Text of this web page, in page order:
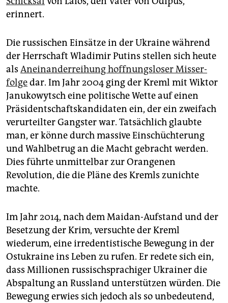
erinnert.
Die russischen Einsätze in der Ukraine während
der Herrschaft Wladimir Putins stellen sich heute
als Aneinanderreihung hoffnungsloser Miss­er­
folgedar. Im Jahr 2004 ging der Kreml mit Wiktor
Janukowytsch eine politische Wette auf einen
Präsidentschaftskandidaten ein, der ein zweifach
verurteilter Gangster war. Tatsächlich glaubte
man, er könne durch massive Einschüchterung
und Wahlbetrug an die Macht gebracht werden.
Dies führte unmittelbar zur Orangenen
Revolution, die die Pläne des Kremls zunichte
machte.
Im Jahr 2014, nach dem Maidan-Aufstand und der
Besetzung der Krim, versuchte der Kreml
wiederum, eine irredentistische Bewegung in der
Ostukraine ins Leben zu rufen. Er redete sich ein,
dass Millionen russischsprachiger Ukrainer die
Abspaltung an Russland unterstützen würden. Die
Bewegung erwies sich jedoch als so unbedeutend,